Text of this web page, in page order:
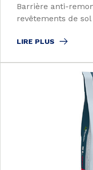
Barrière anti-
revêtements de
LIRE PLUS